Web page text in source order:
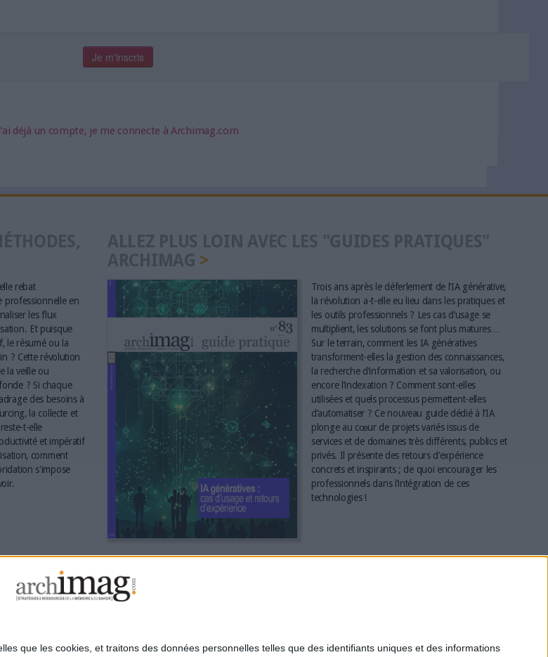
que les cookies, et traitons des données personnelles telles que des identifiants uniques et des informations
J'ai déjà un compte, je me connecte à Archimag.com
rebat
professionnelle en
les flux
Et puisque
le résumé ou la
? Cette révolution
la veille ou
? Si chaque
des besoins à
la collecte et
t-elle
et impératif
comment
s'impose
Trois ans après le déferlement de l’IA générative,
la révolution a-t-elle eu lieu dans les pratiques et
les outils professionnels ? Les cas d’usage se
multiplient, les solutions se font plus matures…
Sur le terrain, comment les IA génératives
transforment-elles la gestion des connaissances,
la recherche d’information et sa valorisation, ou
encore l’indexation ? Comment sont-elles
utilisées et quels processus permettent-elles
d’automatiser ? Ce nouveau guide dédié à l’IA
plonge au cœur de projets variés issus de
services et de domaines très différents, publics et
privés. Il présente des retours d’expérience
concrets et inspirants ; de quoi encourager les
professionnels dans l’intégration de ces
technologies !